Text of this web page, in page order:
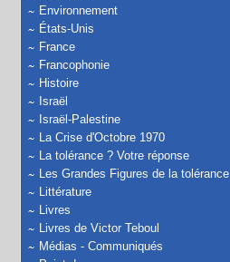
Environnement
États-Unis
France
Francophonie
Histoire
Israël
Israël-Palestine
La Crise d'Octobre 1970
La tolérance ? Votre réponse
Les Grandes Figures de la tolérance
Littérature
Livres
Livres de Victor Teboul
Médias - Communiqués